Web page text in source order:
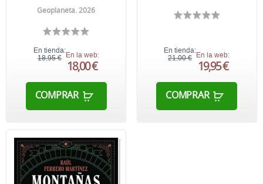
Geoplaneta. 2026
En tienda:
18,95 € En la web:
18,00 €
COMPRAR
En tienda:
21,00 € En la web:
19,95 €
COMPRAR